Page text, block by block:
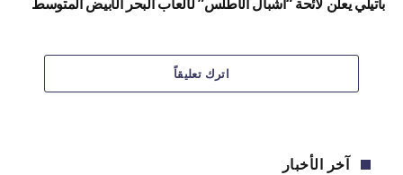
اترك تعليقاً
آخر الأخبار